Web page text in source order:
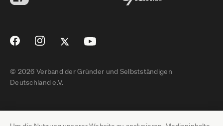
© 2026 Verband der Gründer und Selbstständigen
Deutschland e.V.
Impressum